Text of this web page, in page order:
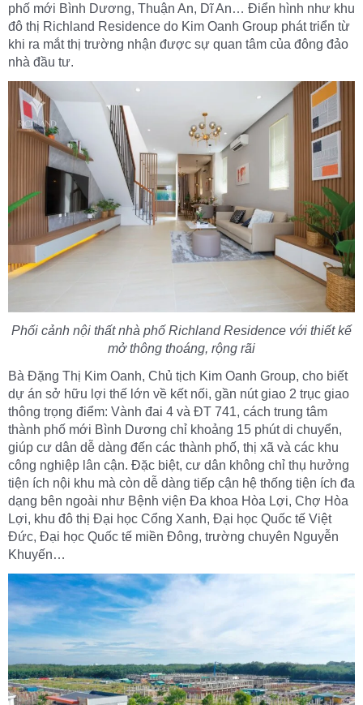
phố mới Bình Dương, Thuận An, Dĩ An… Điển hình như khu
đô thị Richland Residence do Kim Oanh Group phát triển từ
khi ra mắt thị trường nhận được sự quan tâm của đông đảo
nhà đầu tư.
Phối cảnh nội thấtnhà phố Richland Residence với thiết kế
mở thông thoáng, rộng rãi
Bà Đặng Thị Kim Oanh, Chủ tịch Kim Oanh Group, cho biết
dự án sở hữu lợi thế lớn về kết nối, gần nút giao 2 trục giao
thông trọng điểm: Vành đai 4 và ĐT 741, cách trung tâm
thành phố mới Bình Dương chỉ khoảng 15 phút di chuyển,
giúp cư dân dễ dàng đến các thành phố, thị xã và các khu
công nghiệp lân cận. Đặc biệt, cư dân không chỉ thụ hưởng
tiện ích nội khu mà còn dễ dàng tiếp cận hệ thống tiện ích đa
dạng bên ngoài như Bệnh viện Đa khoa Hòa Lợi, Chợ Hòa
Lợi, khu đô thị Đại học Cổng Xanh, Đại học Quốc tế Việt
Đức, Đại học Quốc tế miền Đông, trường chuyên Nguyễn
Khuyến…